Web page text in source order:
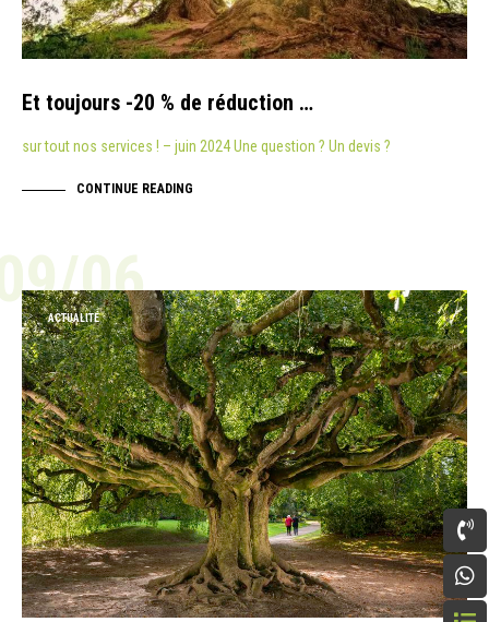
Et toujours -20 % de réduction …
sur tout nos services ! – juin 2024 Une question ? Un devis ?
CONTINUE READING
06
ACTUALITÉ